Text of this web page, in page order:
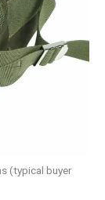
(typical buyer